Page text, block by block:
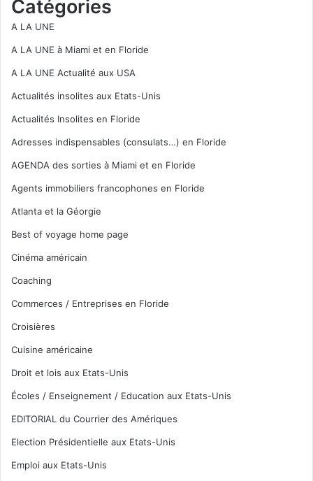
Catégories
A LA UNE
A LA UNE à Miami et en Floride
A LA UNE Actualité aux USA
Actualités insolites aux Etats-Unis
Actualités Insolites en Floride
Adresses indispensables (consulats…) en Floride
AGENDA des sorties à Miami et en Floride
Agents immobiliers francophones en Floride
Atlanta et la Géorgie
Best of voyage home page
Cinéma américain
Coaching
Commerces / Entreprises en Floride
Croisières
Cuisine américaine
Droit et lois aux Etats-Unis
Écoles / Enseignement / Education aux Etats-Unis
EDITORIAL du Courrier des Amériques
Election Présidentielle aux Etats-Unis
Emploi aux Etats-Unis